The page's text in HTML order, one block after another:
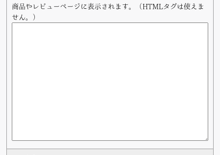
商品やレビューページに表示されます。（HTMLタグは使えま
せん。）